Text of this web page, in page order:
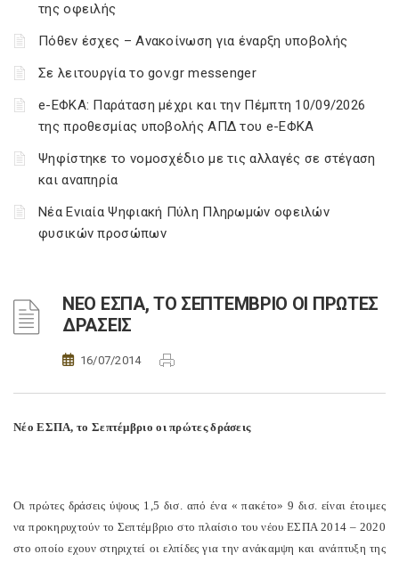
της οφειλής
Πόθεν έσχες – Ανακοίνωση για έναρξη υποβολής
Σε λειτουργία το gov.gr messenger
e-ΕΦΚΑ: Παράταση μέχρι και την Πέμπτη 10/09/2026
της προθεσμίας υποβολής ΑΠΔ του e-ΕΦΚΑ
Ψηφίστηκε το νομοσχέδιο με τις αλλαγές σε στέγαση
και αναπηρία
Νέα Ενιαία Ψηφιακή Πύλη Πληρωμών οφειλών
φυσικών προσώπων
ΝΕΟ ΕΣΠΑ, ΤΟ ΣΕΠΤΕΜΒΡΙΟ ΟΙ ΠΡΩΤΕΣ
ΔΡΑΣΕΙΣ
16/07/2014
Νέο ΕΣΠΑ, το Σεπτέμβριο οι πρώτες δράσεις
Oι πρώτες δράσεις ύψους 1,5 δισ. από ένα « πακέτο» 9 δισ. είναι έτοιμες
να προκηρυχτούν το Σεπτέμβριο στο πλαίσιο του νέου ΕΣΠΑ 2014 – 2020
στο οποίο εχουν στηριχτεί οι ελπίδες για την ανάκαμψη και ανάπτυξη της